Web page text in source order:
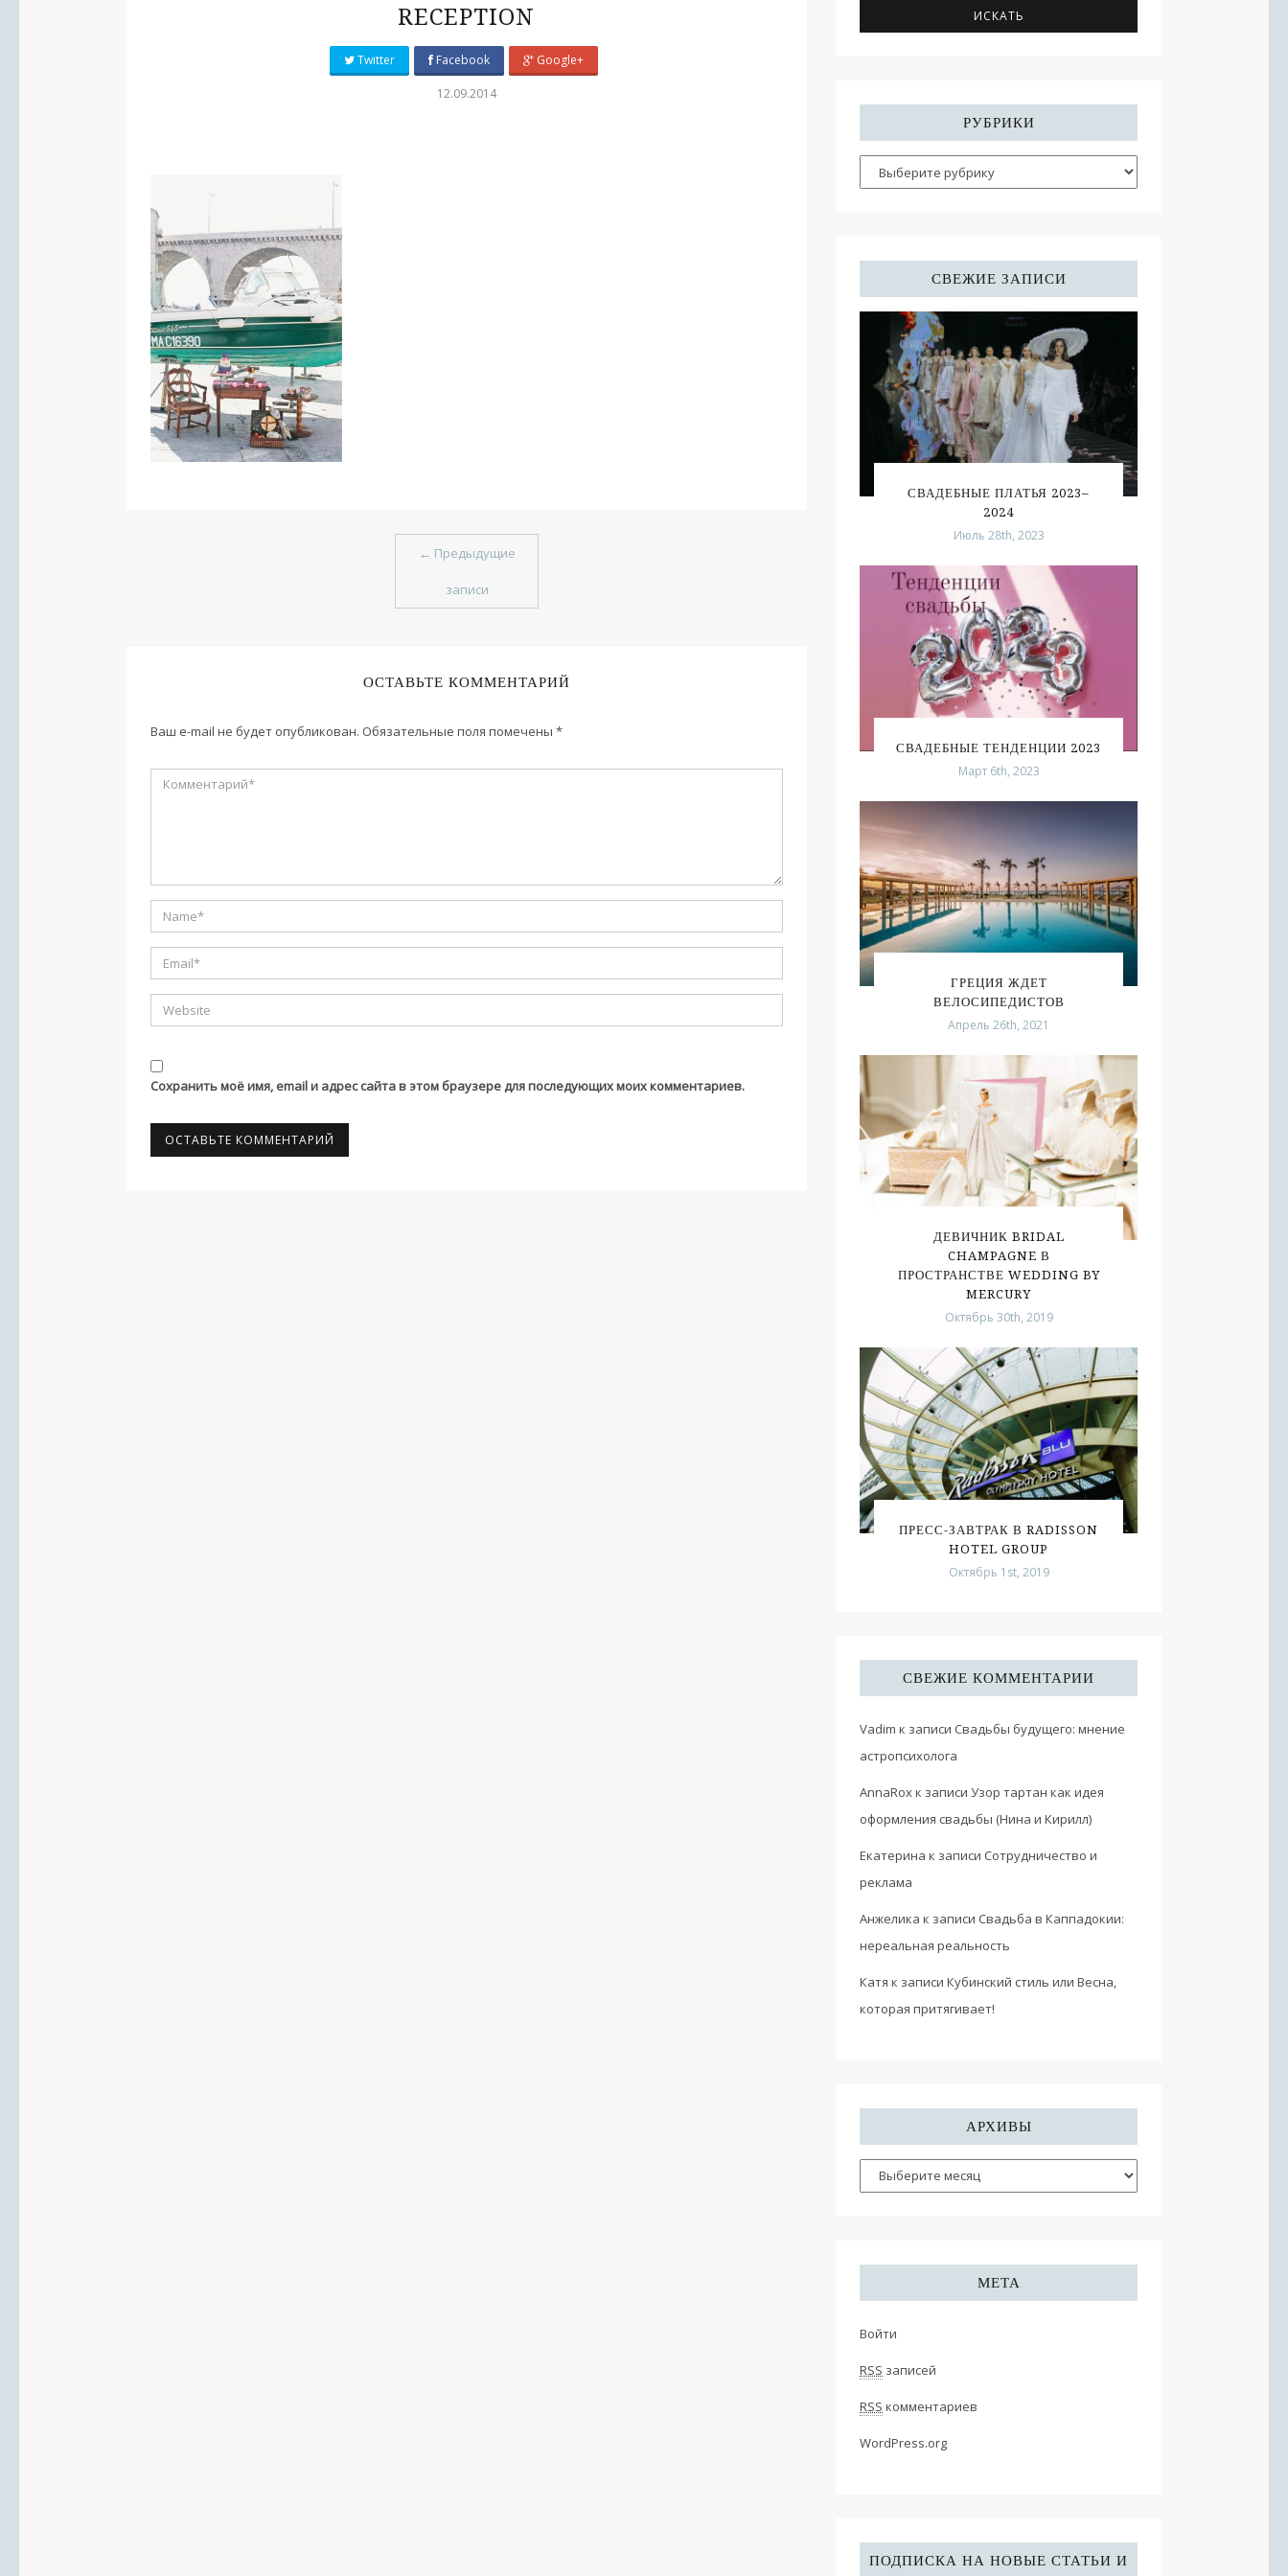
RECEPTION
Twitter Facebook Google+
12.09.2014
← Предыдущие
записи
ОСТАВЬТЕ КОММЕНТАРИЙ
Ваш e-mail не будет опубликован. Обязательные поля помечены *
Сохранить моё имя, email и адрес сайта в этом браузере для последующих моих комментариев.
РУБРИКИ
СВЕЖИЕ ЗАПИСИ
СВАДЕБНЫЕ ПЛАТЬЯ 2023–
2024
Июль 28th, 2023
СВАДЕБНЫЕ ТЕНДЕНЦИИ 2023
Март 6th, 2023
ГРЕЦИЯ ЖДЕТ
ВЕЛОСИПЕДИСТОВ
Апрель 26th, 2021
ДЕВИЧНИК BRIDAL
CHAMPAGNE В
ПРОСТРАНСТВЕ WEDDING BY
MERCURY
Октябрь 30th, 2019
ПРЕСС-ЗАВТРАК В RADISSON
HOTEL GROUP
Октябрь 1st, 2019
СВЕЖИЕ КОММЕНТАРИИ
Vadim к записи Свадьбы будущего: мнение
астропсихолога
AnnaRoxк записи Узор тартан как идея
оформления свадьбы (Нина и Кирилл)
Екатерина к записи Сотрудничество и
реклама
Анжелика к записи Свадьба в Каппадокии:
нереальная реальность
Катя к записи Кубинский стиль или Весна,
которая притягивает!
АРХИВЫ
МЕТА
Войти
RSS записей
RSS комментариев
WordPress.org
ПОДПИСКА НА НОВЫЕ СТАТЬИ И